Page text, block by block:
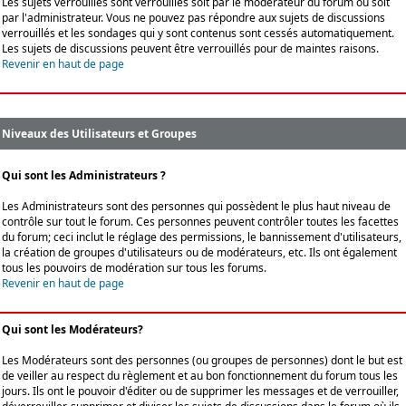
par l'administrateur. Vous ne pouvez pas répondre aux sujets de discussions
verrouillés et les sondages qui y sont contenus sont cessés automatiquement.
Les sujets de discussions peuvent être verrouillés pour de maintes raisons.
Revenir en haut de page
Niveaux des Utilisateurs et Groupes
Qui sont les Administrateurs ?
Les Administrateurs sont des personnes qui possèdent le plus haut niveau de
contrôle sur tout le forum. Ces personnes peuvent contrôler toutes les facettes
du forum; ceci inclut le réglage des permissions, le bannissement d'utilisateurs,
la création de groupes d'utilisateurs ou de modérateurs, etc. Ils ont également
tous les pouvoirs de modération sur tous les forums.
Revenir en haut de page
Qui sont les Modérateurs?
Les Modérateurs sont des personnes (ou groupes de personnes) dont le but est
de veiller au respect du règlement et au bon fonctionnement du forum tous les
jours. Ils ont le pouvoir d'éditer ou de supprimer les messages et de verrouiller,